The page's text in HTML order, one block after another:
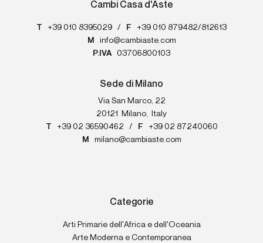
Cambi Casa d'Aste
T +39 010 8395029 / F
+39 010 879482/812613
M
info@cambiaste.com
P.IVA
03706800103
Sede di Milano
Via San Marco, 22
20121
Milano,
Italy
T
+39 02 36590462 / F
+39 02 87240060
M
milano@cambiaste.com
Categorie
Arti Primarie dell'Africa e dell'Oceania
Arte Moderna e Contemporanea